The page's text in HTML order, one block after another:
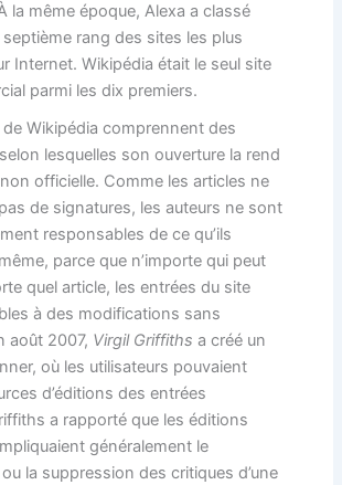
la même époque, Alexa a classé
rang des sites les plus
Internet. Wikipédia était le seul site
parmi les dix premiers.
Wikipédia comprennent des
lesquelles son ouverture la rend
officielle. Comme les articles ne
de signatures, les auteurs ne sont
responsables de ce qu’ils
parce que n’importe qui peut
quel article, les entrées du site
à des modifications sans
août 2007, Virgil Griffiths a créé un
où les utilisateurs pouvaient
d’éditions des entrées
a rapporté que les éditions
généralement le
la suppression des critiques d’une